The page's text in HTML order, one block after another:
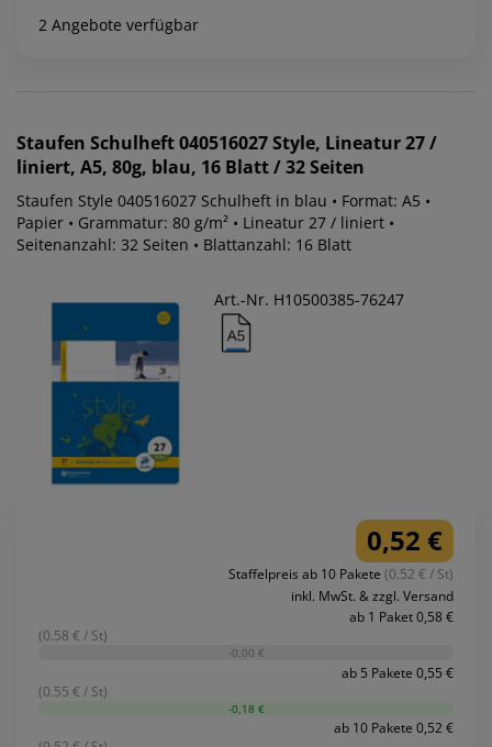
2 Angebote verfügbar
Staufen Schulheft 040516027 Style, Lineatur 27 /
liniert, A5, 80g, blau, 16 Blatt / 32 Seiten
Staufen Style 040516027 Schulheft in blau • Format: A5 •
Papier • Grammatur: 80 g/m² • Lineatur 27 / liniert •
Seitenanzahl: 32 Seiten • Blattanzahl: 16 Blatt
Art.-Nr. H10500385-76247
0,52 €
Staffelpreis ab 10 Pakete (0.52 € / St)
inkl. MwSt. & zzgl. Versand
ab 1 Paket 0,58 €
(0.58 € / St)
-0,00 €
ab 5 Pakete 0,55 €
(0.55 € / St)
-0,18 €
ab 10 Pakete 0,52 €